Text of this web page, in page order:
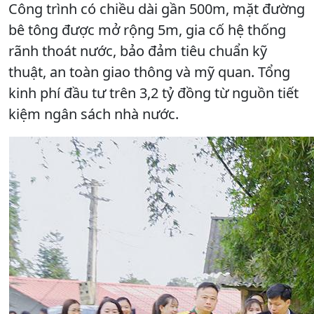
Công trình có chiều dài gần 500m, mặt đường
bê tông được mở rộng 5m, gia cố hệ thống
rãnh thoát nước, bảo đảm tiêu chuẩn kỹ
thuật, an toàn giao thông và mỹ quan. Tổng
kinh phí đầu tư trên 3,2 tỷ đồng từ nguồn tiết
kiệm ngân sách nhà nước.